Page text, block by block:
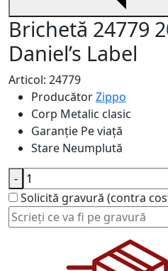
Brichetă 24779
Daniel’s Label
Articol: 24779
ProducătorZippo
Corp Metalic clasic
Garanție Pe viață
Stare Neumplută
Solicită gravură (contra
-